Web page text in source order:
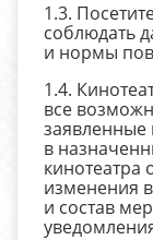
1.3.
соблюдать
и нормы
1.4.
все
заявленные
в
кинотеатра
изменения
и состав